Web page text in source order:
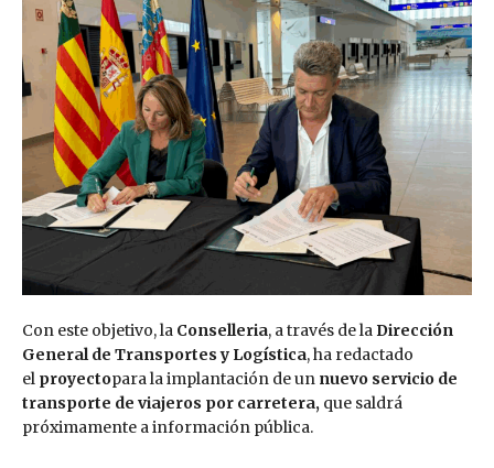
Con este objetivo, la Conselleria, a través de la Dirección
General de Transportes y Logística, ha redactado
el proyectopara la implantación de un nuevo servicio de
transporte de viajeros por carretera, que saldrá
próximamente a información pública.